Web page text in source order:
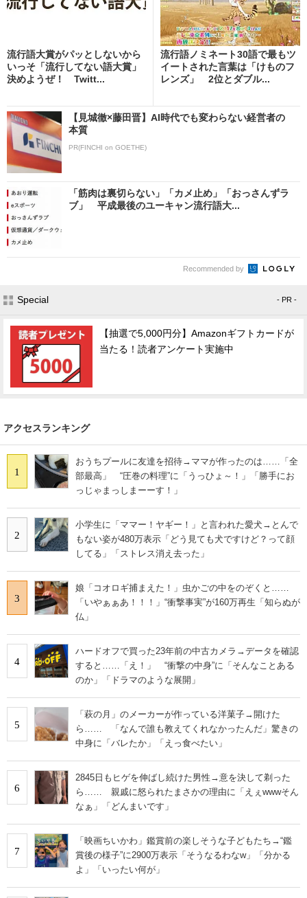
流行語大賞がパッとしないから
いっそ「流行してない語大賞」
決めようぜ！ Twitt...
流行語ノミネート30語で最もツ
イートされた言葉は「けものフ
レンズ」 2位とダブル...
【見城徹×藤田晋】AI時代でも変わらない経営者の
本質
PR(FINCHI on GOETHE)
「筋肉は裏切らない」「カメ止め」「おっさんずラ
ブ」 平成最後のユーキャン流行語大...
Recommended by
Special - PR -
【抽選で5,000円分】Amazonギフトカードが
当たる！読者アンケート実施中
アクセスランキング
1
おうちプールに友達を招待→ママが作ったのは……「全
部最高」 “圧巻の料理”に「うっひょ～！」「勝手にお
っじゃまっしまーーす！」
2
小学生に「ママー！ヤギー！」と言われた愛犬→とんで
もない姿が480万表示「どう見ても犬ですけど？って顔
してる」「ストレス消え去った」
3
娘「コオロギ捕まえた！」虫かごの中をのぞくと……
「いやぁぁあ！！！」“衝撃事実”が160万再生「知らぬが
仏」
4
ハードオフで買った23年前の中古カメラ→データを確認
すると……「え！」 “衝撃の中身”に「そんなことある
のか」「ドラマのような展開」
5
「萩の月」のメーカーが作っている洋菓子→開けた
ら…… 「なんで誰も教えてくれなかったんだ」驚きの
中身に「バレたか」「えっ食べたい」
6
2845日もヒゲを伸ばし続けた男性→意を決して剃った
ら…… 親戚に怒られたまさかの理由に「えぇwwwそん
なぁ」「どんまいです」
7
「映画ちいかわ」鑑賞前の楽しそうな子どもたち→“鑑
賞後の様子”に2900万表示「そうなるわなw」「分かる
よ」「いったい何が」